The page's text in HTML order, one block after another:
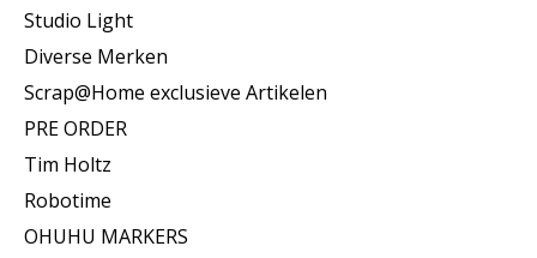
Studio Light
Diverse Merken
Scrap@Home exclusieve Artikelen
PRE ORDER
Tim Holtz
Robotime
OHUHU MARKERS